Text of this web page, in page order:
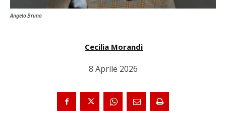
Angelo Bruno
Cecilia Morandi
8 Aprile 2026